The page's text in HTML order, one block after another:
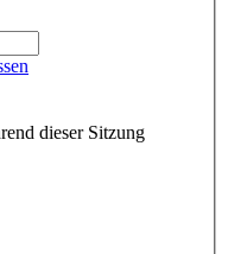
dieser Sitzung